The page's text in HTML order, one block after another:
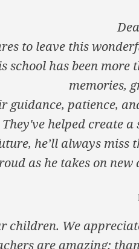
to leave this
has been more
memories,
guidance, patience,
helped create
he’ll always
as he takes on
children. We
are amazing: